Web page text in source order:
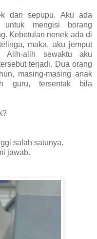
dan sepupu. Aku ada
untuk mengisi borang
Kebetulan nenek ada di
maka, aku jemput
Alih-alih sewaktu aku
terjadi. Dua orang
masing-masing anak
guru, tersentak bila
salah satunya.
jawab.